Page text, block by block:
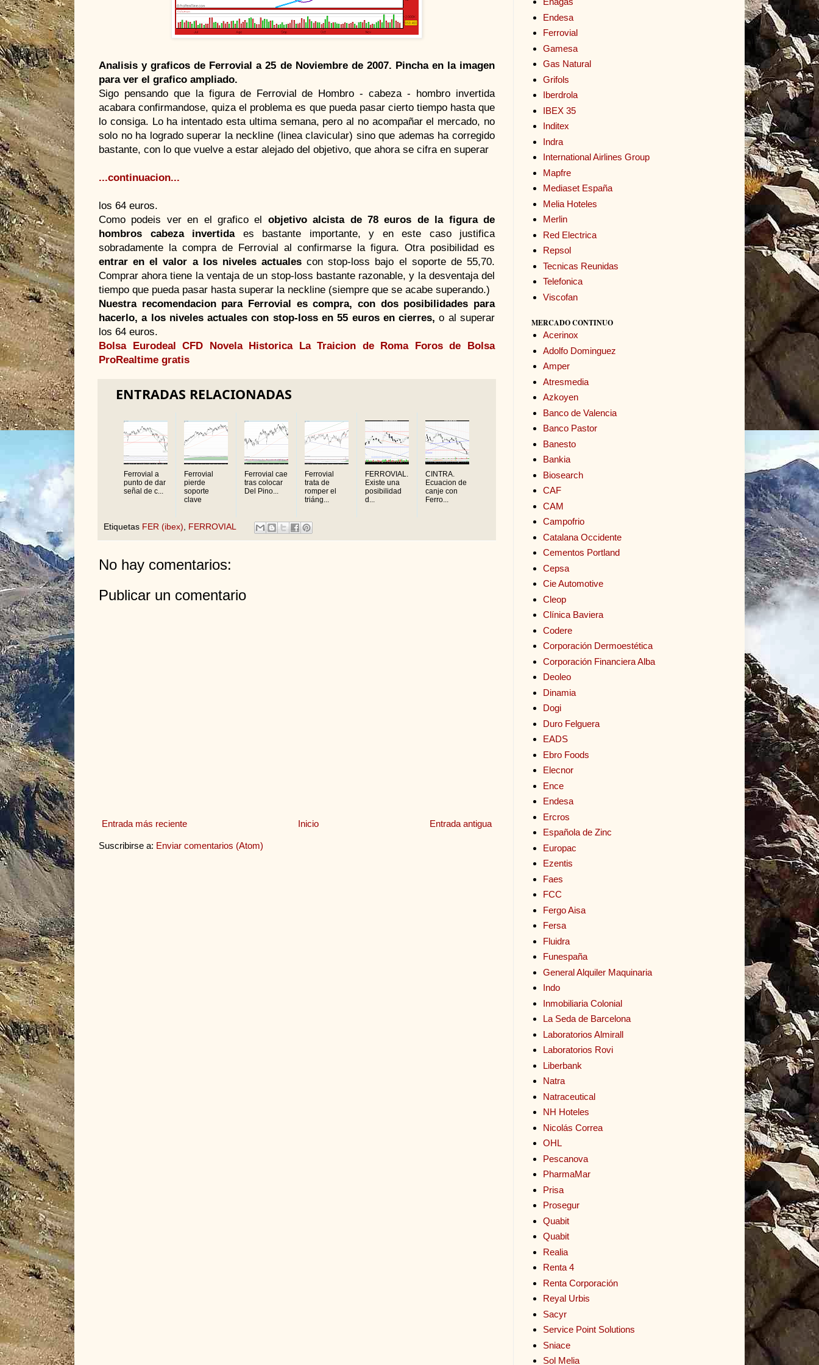
Analisis y graficos de Ferrovial a 25 de Noviembre de 2007. Pincha en la imagen
para ver el grafico ampliado.
Sigo pensando que la figura de Ferrovial de Hombro - cabeza - hombro invertida
acabara confirmandose, quiza el problema es que pueda pasar cierto tiempo hasta que
lo consiga. Lo ha intentado esta ultima semana, pero al no acompañar el mercado, no
solo no ha logrado superar la neckline (linea clavicular) sino que ademas ha corregido
bastante, con lo que vuelve a estar alejado del objetivo, que ahora se cifra en superar
...continuacion...
los 64 euros.
Como podeis ver en el grafico el objetivo alcista de 78 euros de la figura de
hombros cabeza invertidaes bastante importante, y en este caso justifica
sobradamente la compra de Ferrovial al confirmarse la figura. Otra posibilidad es
entrar en el valor a los niveles actuales con stop-loss bajo el soporte de 55,70.
Comprar ahora tiene la ventaja de un stop-loss bastante razonable, y la desventaja del
tiempo que pueda pasar hasta superar la neckline (siempre que se acabe superando.)
Nuestra recomendacion para Ferrovial es compra, con dos posibilidades para
hacerlo, a los niveles actuales con stop-loss en 55 euros en cierres,o al superar
los 64 euros.
Bolsa
Eurodeal CFD Novela Historica La Traicion de Roma
Foros de Bolsa
ProRealtime gratis
ENTRADAS RELACIONADAS
Ferrovial a
punto de dar
señal de c...
Ferrovial
pierde
soporte
clave
Ferrovial cae
tras colocar
Del Pino...
Ferrovial
trata de
romper el
triáng...
FERROVIAL.
Existe una
posibilidad
d...
CINTRA.
Ecuacion de
canje con
Ferro...
Etiquetas FER (ibex) FERROVIAL
No hay comentarios:
Publicar un comentario
Entrada más reciente Entrada antigua
Inicio
Suscribirse a: Enviar comentarios (Atom)
Endesa
Ferrovial
Gamesa
Gas Natural
Grifols
Iberdrola
IBEX 35
Inditex
Indra
International Airlines Group
Mapfre
Mediaset España
Melia Hoteles
Merlin
Red Electrica
Repsol
Tecnicas Reunidas
Telefonica
Viscofan
MERCADO CONTINUO
Acerinox
Adolfo Dominguez
Amper
Atresmedia
Azkoyen
Banco de Valencia
Banco Pastor
Banesto
Bankia
Biosearch
CAF
CAM
Campofrio
Catalana Occidente
Cementos Portland
Cepsa
Cie Automotive
Cleop
Clínica Baviera
Codere
Corporación Dermoestética
Corporación Financiera Alba
Deoleo
Dinamia
Dogi
Duro Felguera
EADS
Ebro Foods
Elecnor
Ence
Endesa
Ercros
Española de Zinc
Europac
Ezentis
Faes
FCC
Fergo Aisa
Fersa
Fluidra
Funespaña
General Alquiler Maquinaria
Indo
Inmobiliaria Colonial
La Seda de Barcelona
Laboratorios Almirall
Laboratorios Rovi
Liberbank
Natra
Natraceutical
NH Hoteles
Nicolás Correa
OHL
Pescanova
PharmaMar
Prisa
Prosegur
Quabit
Quabit
Realia
Renta 4
Renta Corporación
Reyal Urbis
Sacyr
Service Point Solutions
Sniace
Sol Melia